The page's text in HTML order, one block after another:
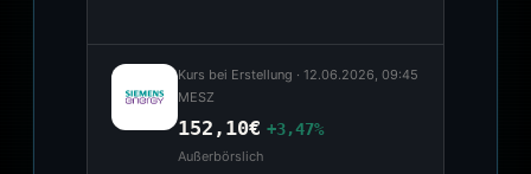
Kurs bei Erstellung · 12.06.2026, 09:45
MESZ
152,10€ +3,47%
Außerbörslich